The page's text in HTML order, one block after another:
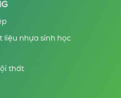
liệu nhựa sinh học
thất